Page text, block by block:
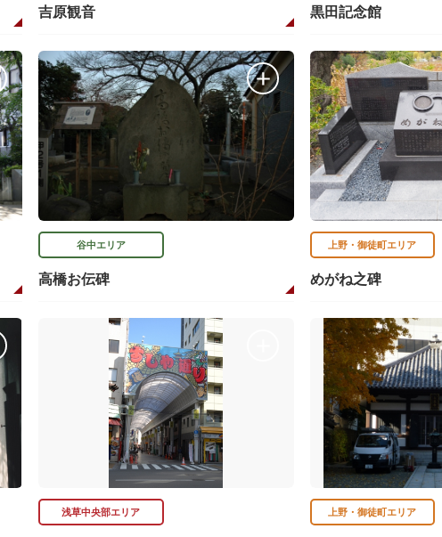
吉原観音 黒田記念館
谷中エリア
高橋お伝碑
上野・御徒町エリア
めがね之碑
浅草中央部エリア 上野・御徒町エリア